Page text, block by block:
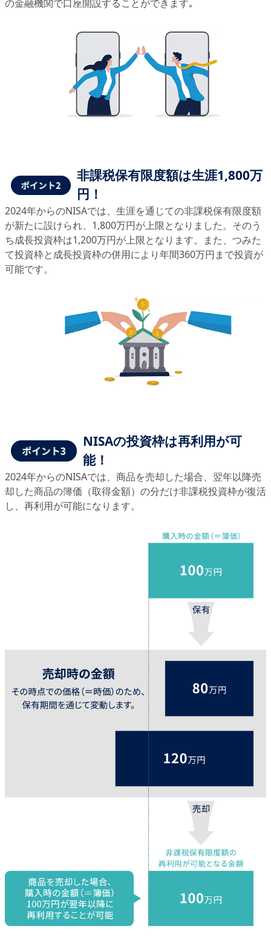
の金融機関で口座開設することができます｡
非課税保有限度額は生涯1,800万
円！
2024年からのNISAでは、生涯を通じての非課税保有限度額
が新たに設けられ、1,800万円が上限となりました。そのう
ち成長投資枠は1,200万円が上限となります。また、つみた
て投資枠と成長投資枠の併用により年間360万円まで投資が
可能です。
NISAの投資枠は再利用が可
能！
2024年からのNISAでは、商品を売却した場合、翌年以降売
却した商品の簿価（取得金額）の分だけ非課税投資枠が復活
し、再利用が可能になります。